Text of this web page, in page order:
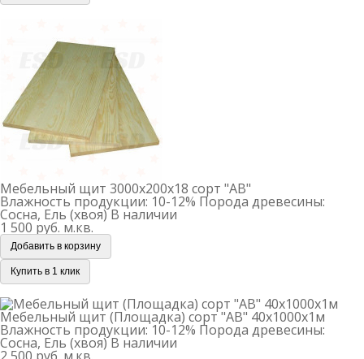
Мебельный щит 3000х200х18 сорт "АВ"
Влажность продукции: 10-12% Порода древесины:
Сосна, Ель (хвоя) В наличии
1 500 руб. м.кв.
Добавить в корзину
Купить в 1 клик
Мебельный щит (Площадка) сорт "АВ" 40х1000х1м
Влажность продукции: 10-12% Порода древесины:
Сосна, Ель (хвоя) В наличии